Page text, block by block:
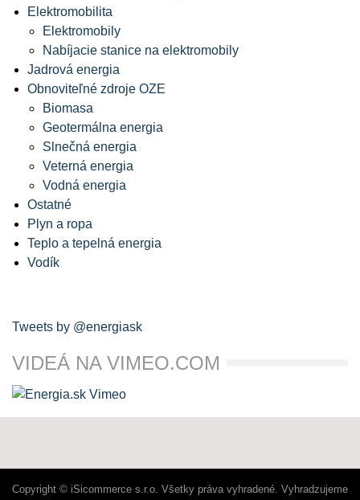
Elektromobilita
Elektromobily
Nabíjacie stanice na elektromobily
Jadrová energia
Obnoviteľné zdroje OZE
Biomasa
Geotermálna energia
Slnečná energia
Veterná energia
Vodná energia
Ostatné
Plyn a ropa
Teplo a tepelná energia
Vodík
Tweets by @energiask
VIDEÁ NA VIMEO.COM
Copyright © iSicommerce s.r.o. Všetky práva vyhradené. Vyhradzujeme